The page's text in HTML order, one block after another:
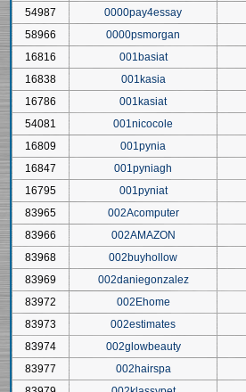
54987
0000pay4essay
58966
0000psmorgan
16816
001basiat
16838
001kasia
16786
001kasiat
54081
001nicocole
16809
001pynia
16847
001pyniagh
16795
001pyniat
83965
002Acomputer
83966
002AMAZON
83968
002buyhollow
83969
002daniegonzalez
83972
002Ehome
83973
002estimates
83974
002glowbeauty
83977
002hairspa